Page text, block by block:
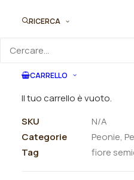
RICERCA
CARRELLO
Il tuo carrello è vuoto.
SKU
N/A
Categorie
Peonie,
Tag
fiore